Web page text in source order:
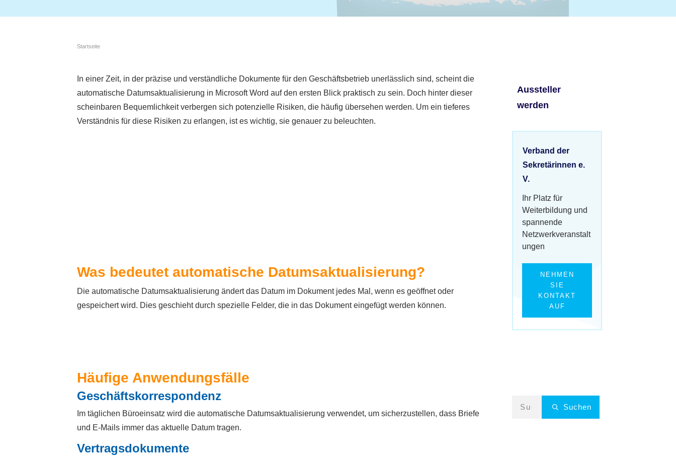
Startseite
In einer Zeit, in der präzise und verständliche Dokumente für den Geschäftsbetrieb unerlässlich sind, scheint die
automatische Datumsaktualisierung in Microsoft Word auf den ersten Blick praktisch zu sein. Doch hinter dieser
scheinbaren Bequemlichkeit verbergen sich potenzielle Risiken, die häufig übersehen werden. Um ein tieferes
Verständnis für diese Risiken zu erlangen, ist es wichtig, sie genauer zu beleuchten.
Was bedeutet automatische Datumsaktualisierung?
Die automatische Datumsaktualisierung ändert das Datum im Dokument jedes Mal, wenn es geöffnet oder
gespeichert wird. Dies geschieht durch spezielle Felder, die in das Dokument eingefügt werden können.
Häufige Anwendungsfälle
Geschäftskorrespondenz
Im täglichen Büroeinsatz wird die automatische Datumsaktualisierung verwendet, um sicherzustellen, dass Briefe
und E-Mails immer das aktuelle Datum tragen.
Vertragsdokumente
Aussteller
werden
Verband der
Sekretärinnen e.
V.
Ihr Platz für
Weiterbildung und
spannende
Netzwerkveranstalt
ungen
NEHMEN
SIE
KONTAKT
AUF
Suchen